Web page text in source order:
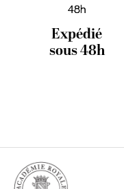
Expédié
sous 48h